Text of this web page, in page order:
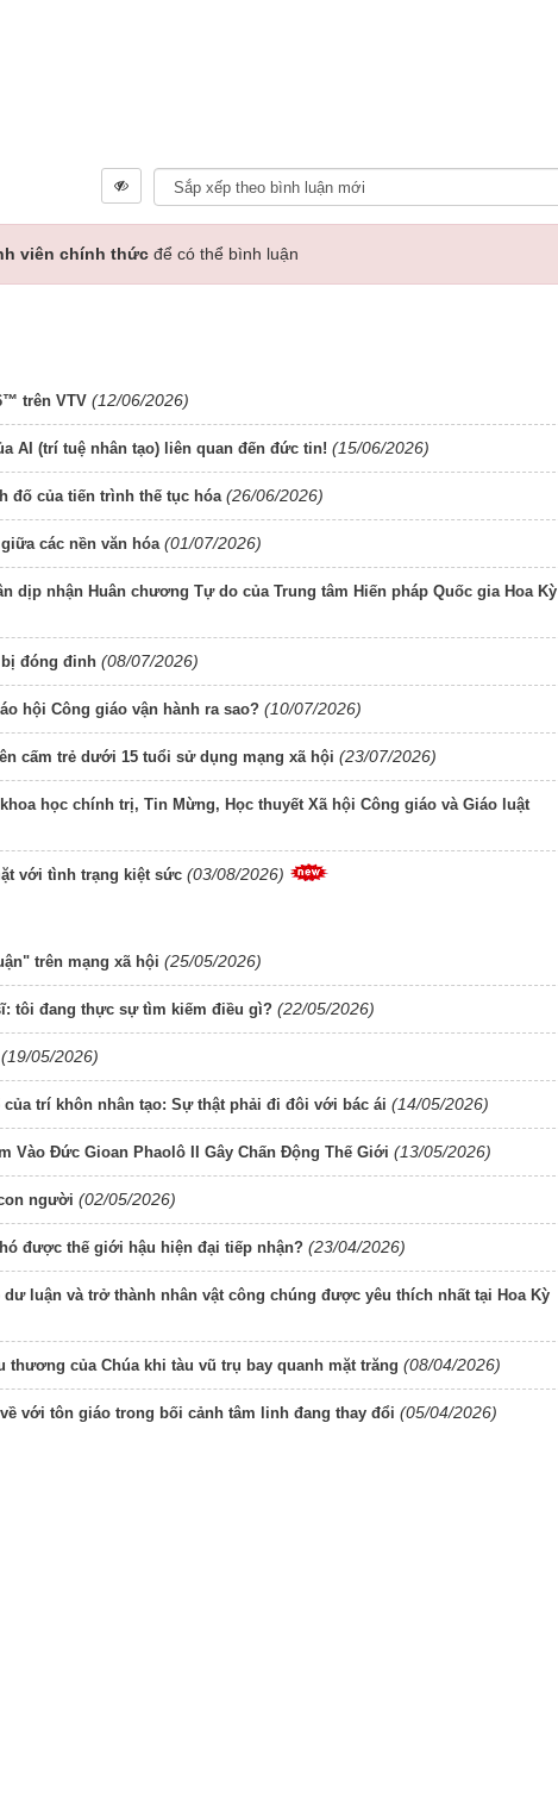
viên chính thức để có thể bình luận
trên VTV (12/06/2026)
AI (trí tuệ nhân tạo) liên quan đến đức tin! (15/06/2026)
đố của tiến trình thế tục hóa (26/06/2026)
các nền văn hóa (01/07/2026)
dịp nhận Huân chương Tự do của Trung tâm Hiến pháp Quốc gia Hoa Kỳ
đóng đinh (08/07/2026)
hội Công giáo vận hành ra sao? (10/07/2026)
cấm trẻ dưới 15 tuổi sử dụng mạng xã hội (23/07/2026)
học chính trị, Tin Mừng, Học thuyết Xã hội Công giáo và Giáo luật
với tình trạng kiệt sức (03/08/2026)
trên mạng xã hội (25/05/2026)
tôi đang thực sự tìm kiếm điều gì? (22/05/2026)
(19/05/2026)
trí khôn nhân tạo: Sự thật phải đi đôi với bác ái (14/05/2026)
Vào Đức Gioan Phaolô II Gây Chấn Động Thế Giới (13/05/2026)
người (02/05/2026)
được thế giới hậu hiện đại tiếp nhận? (23/04/2026)
luận và trở thành nhân vật công chúng được yêu thích nhất tại Hoa Kỳ
thương của Chúa khi tàu vũ trụ bay quanh mặt trăng (08/04/2026)
với tôn giáo trong bối cảnh tâm linh đang thay đổi (05/04/2026)